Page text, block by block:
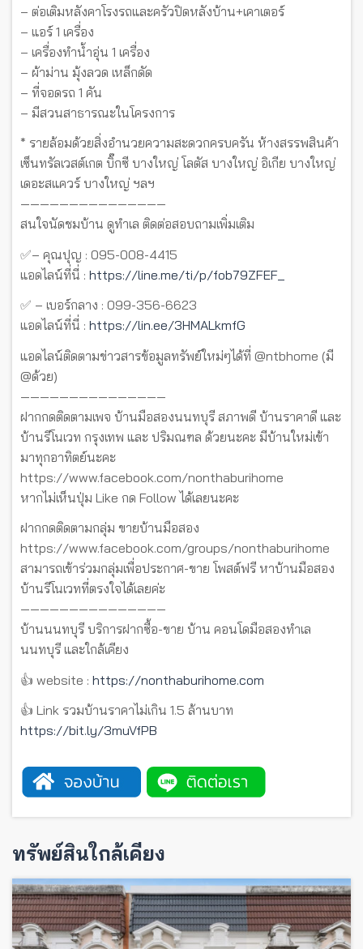
– ต่อเติมหลังคาโรงรถและครัวปิดหลังบ้าน+เคาเตอร์
– แอร์ 1 เครื่อง
– เครื่องทำน้ำอุ่น 1 เครื่อง
– ผ้าม่าน มุ้งลวด เหล็กดัด
– ที่จอดรถ 1 คัน
– มีสวนสาธารณะในโครงการ
* รายล้อมด้วยสิ่งอำนวยความสะดวกครบครัน ห้างสรรพสินค้า
เซ็นทรัลเวสต์เกต บิ๊กซี บางใหญ่ โลตัส บางใหญ่ อิเกีย บางใหญ่
เดอะสแควร์ บางใหญ่ ฯลฯ
———————————————
สนใจนัดชมบ้าน ดูทำเล ติดต่อสอบถามเพิ่มเติม
✅– คุณปุญ : 095-008-4415
แอดไลน์ที่นี่ : https://line.me/ti/p/fob79ZFEF_
✅ – เบอร์กลาง : 099-356-6623
แอดไลน์ที่นี่ : https://lin.ee/3HMALkmfG
แอดไลน์ติดตามข่าวสารข้อมูลทรัพย์ใหม่ๆได้ที่ @ntbhome (มี
@ด้วย)
———————————————
ฝากกดติดตามเพจ บ้านมือสองนนทบุรี สภาพดี บ้านราคาดี และ
บ้านรีโนเวท กรุงเทพ และ ปริมณฑล ด้วยนะคะ มีบ้านใหม่เข้า
มาทุกอาทิตย์นะคะ
https://www.facebook.com/nonthaburihome
หากไม่เห็นปุ่ม Like กด Follow ได้เลยนะคะ
ฝากกดติดตามกลุ่ม ขายบ้านมือสอง
https://www.facebook.com/groups/nonthaburihome
สามารถเข้าร่วมกลุ่มเพื่อประกาศ-ขาย โพสต์ฟรี หาบ้านมือสอง
บ้านรีโนเวทที่ตรงใจได้เลยค่ะ
———————————————
บ้านนนทบุรี บริการฝากซื้อ-ขาย บ้าน คอนโดมือสองทำเล
นนทบุรี และใกล้เคียง
👍 website : https://nonthaburihome.com
👍 Link รวมบ้านราคาไม่เกิน 1.5 ล้านบาท
https://bit.ly/3muVfPB
ทรัพย์สินใกล้เคียง